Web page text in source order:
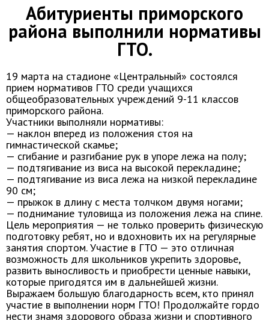
Абитуриенты приморского
района выполнили нормативы
ГТО.
19 марта на стадионе «Центральный» состоялся
прием нормативов ГТО среди учащихся
общеобразовательных учреждений 9-11 классов
приморского района.
Участники выполняли нормативы:
— наклон вперед из положения стоя на
гимнастической скамье;
— сгибание и разгибание рук в упоре лежа на полу;
— подтягивание из виса на высокой перекладине;
— подтягивание из виса лежа на низкой перекладине
90 см;
— прыжок в длину с места толчком двумя ногами;
— поднимание туловища из положения лежа на спине.
Цель мероприятия — не только проверить физическую
подготовку ребят, но и вдохновить их на регулярные
занятия спортом. Участие в ГТО — это отличная
возможность для школьников укрепить здоровье,
развить выносливость и приобрести ценные навыки,
которые пригодятся им в дальнейшей жизни.
Выражаем большую благодарность всем, кто принял
участие в выполнении норм ГТО! Продолжайте гордо
нести знамя здорового образа жизни и спортивного